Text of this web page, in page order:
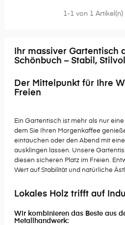
1-1 von 1
Ihr massiver Gartentisch
Schönbuch – Stabil,
Der Mittelpunkt für Ihre
Freien
Ein Gartentisch ist mehr als nur
dem Sie Ihren Morgenkaffee
eintauchen oder den Abend mit
ausklingen lassen. Unsere
diesen sicheren Platz im Freien.
Wert auf Stabilität und natürliche
Lokales Holz trifft auf
Wir kombinieren das Beste aus
Metallhandwerk: